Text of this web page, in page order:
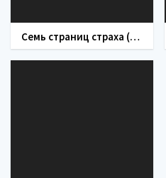
Семь страниц страха (сериал 2022)